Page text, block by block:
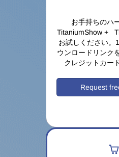
お手持ちのハ
TitaniumShow +
お試しください。
ウンロードリンク
クレジットカー
Request